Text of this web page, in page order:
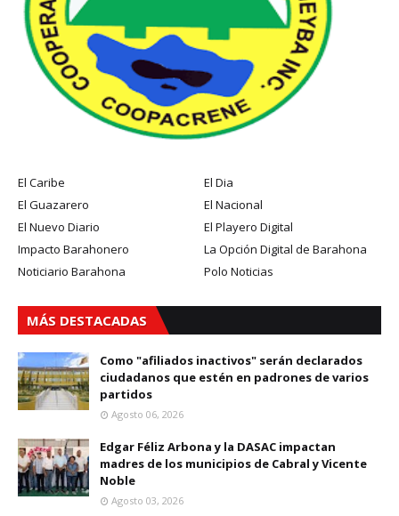
El Caribe
El Dia
El Guazarero
El Nacional
El Nuevo Diario
El Playero Digital
Impacto Barahonero
La Opción Digital de Barahona
Noticiario Barahona
Polo Noticias
MÁS DESTACADAS
Como "afiliados inactivos" serán declarados
ciudadanos que estén en padrones de varios
partidos
Agosto 06, 2026
Edgar Féliz Arbona y la DASAC impactan
madres de los municipios de Cabral y Vicente
Noble
Agosto 03, 2026